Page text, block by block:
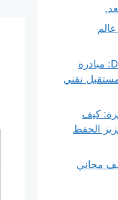
ديجيتال سوريا Digital Syria: مبادرة
تقني
كيف
الحفظ
(ملف مجاني